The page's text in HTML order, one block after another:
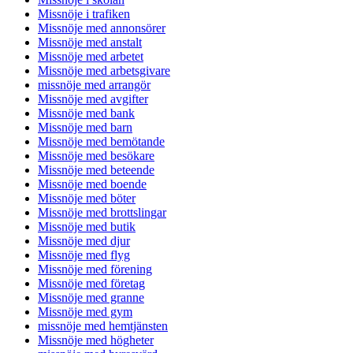
Missnöje i trafiken
Missnöje med annonsörer
Missnöje med anstalt
Missnöje med arbetet
Missnöje med arbetsgivare
missnöje med arrangör
Missnöje med avgifter
Missnöje med bank
Missnöje med barn
Missnöje med bemötande
Missnöje med besökare
Missnöje med beteende
Missnöje med boende
Missnöje med böter
Missnöje med brottslingar
Missnöje med butik
Missnöje med djur
Missnöje med flyg
Missnöje med förening
Missnöje med företag
Missnöje med granne
Missnöje med gym
missnöje med hemtjänsten
Missnöje med högheter